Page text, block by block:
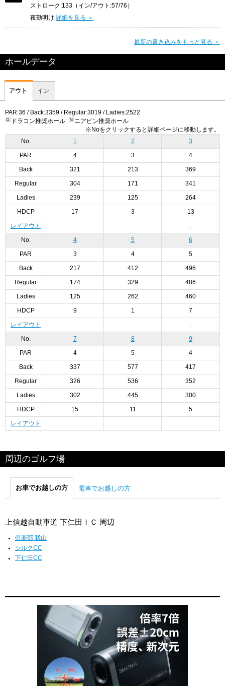
ストローク:133（イン/アウト:57/76）
夜勤明け 詳細を見る ＞
最新の書き込みをもっと見る ＞
ホールデータ
アウト イン
PAR:36 / Back:3359 / Regular:3019 / Ladies:2522
ドラコン推奨ホール
ニアピン推奨ホール
※Noをクリックすると詳細ページに移動します。
No.
1 2 3
PAR 4 3 4
Back 321 213 369
Regular 304 171 341
Ladies 239 125 264
HDCP 17 3 13
レイアウト
No. 4 5 6
PAR 3 4 5
Back 217 412 496
Regular 174 329 486
Ladies 125 262 460
HDCP 9 1 7
レイアウト
No. 7 8 9
PAR 4 5 4
Back 337 577 417
Regular 326 536 352
Ladies 302 445 300
HDCP 15 11 5
レイアウト
周辺のゴルフ場
お車でお越しの方 電車でお越しの方
上信越自動車道 下仁田ＩＣ 周辺
倶楽部 我山
シルクCC
下仁田CC